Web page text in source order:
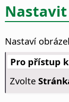
Nastaví
Pro přístup
Zvolte